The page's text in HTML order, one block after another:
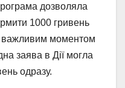
дозволяла
1000 гривень
важливим моментом
заява в Дії могла
одразу.